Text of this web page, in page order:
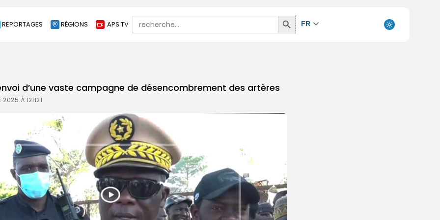
REPORTAGES RÉGIONS APS TV
Search
for:
Search
Button
FR
d’une vaste campagne de désencombrement des artères
2025 À 12H21